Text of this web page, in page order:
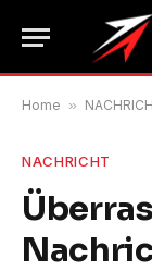
Home »
NACHRICHT